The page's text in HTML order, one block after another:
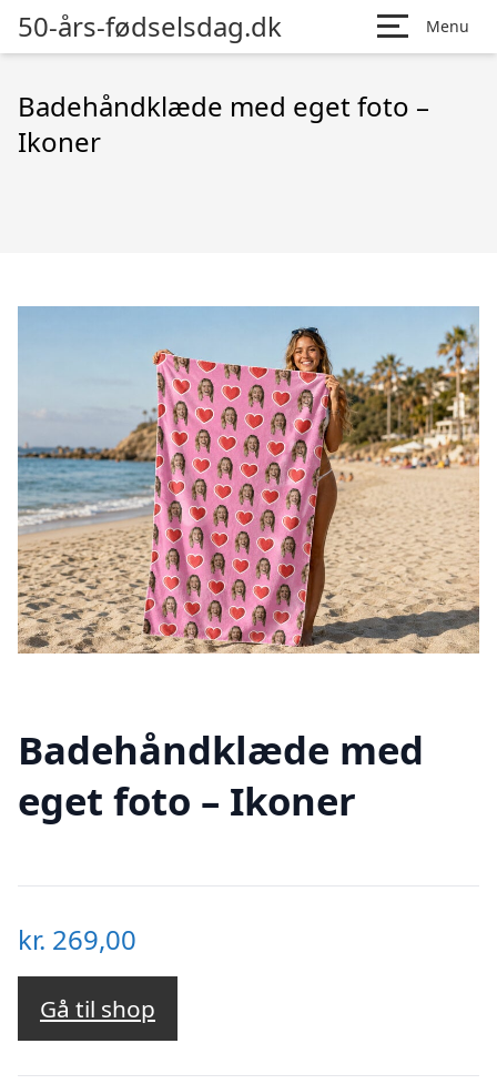
50-års-fødselsdag.dk Menu
Badehåndklæde med eget foto –
Ikoner
Badehåndklæde med
eget foto – Ikoner
kr. 269,00
Gå til shop